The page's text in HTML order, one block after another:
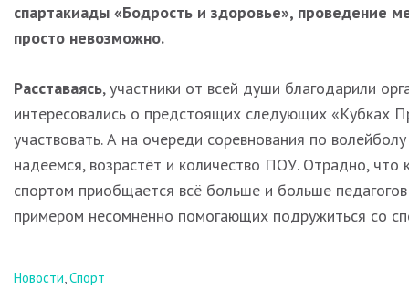
спартакиады «Бодрость и здоровье», проведение
просто невозможно.
Расставаясь, участники от всей души благодарили
интересовались о предстоящих следующих «Кубках
участвовать. А на очереди соревнования по
надеемся, возрастёт и количество ПОУ. Отрадно, что
спортом приобщается всё больше и больше
примером несомненно помогающих подружиться со
Новости,Спорт